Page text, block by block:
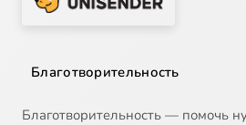
Благотворительность
Благотворительность — помочь